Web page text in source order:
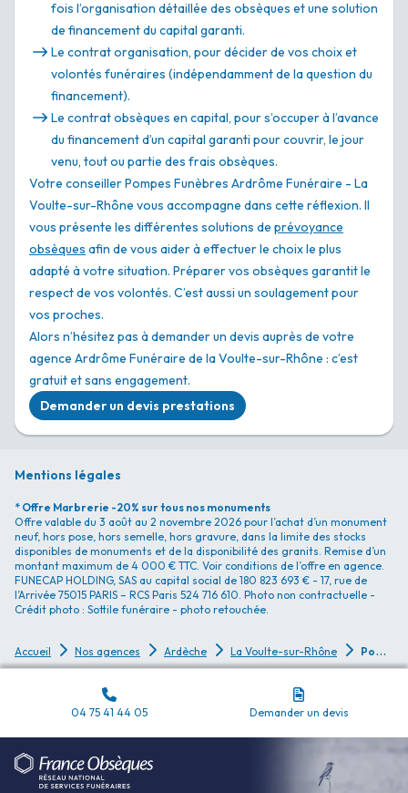
fois l’organisation détaillée des obsèques et une solution
de financement du capital garanti.
Le contrat organisation, pour décider de vos choix et
volontés funéraires (indépendamment de la question du
financement).
Le contrat obsèques en capital, pour s’occuper à l’avance
du financement d’un capital garanti pour couvrir, le jour
venu, tout ou partie des frais obsèques.
Votre conseiller Pompes Funèbres Ardrôme Funéraire - La
Voulte-sur-Rhône vous accompagne dans cette réflexion. Il
vous présente les différentes solutions de prévoyance
obsèques afin de vous aider à effectuer le choix le plus
adapté à votre situation. Préparer vos obsèques garantit le
respect de vos volontés. C’est aussi un soulagement pour
vos proches.
Alors n’hésitez pas à demander un devis auprès de votre
agence Ardrôme Funéraire de la Voulte-sur-Rhône : c’est
gratuit et sans engagement.
Demander un devis prestations
Mentions légales
* Offre Marbrerie -20% sur tous nos monuments
Offre valable du 3 août au 2 novembre 2026 pour l’achat d’un monument
neuf, hors pose, hors semelle, hors gravure, dans la limite des stocks
disponibles de monuments et de la disponibilité des granits. Remise d’un
montant maximum de 4 000 € TTC. Voir conditions de l’offre en agence.
FUNECAP HOLDING, SAS au capital social de 180 823 693 € - 17, rue de
l’Arrivée 75015 PARIS – RCS Paris 524 716 610. Photo non contractuelle -
Crédit photo : Sottile funéraire - photo retouchée.
Accueil Nos agences Ardèche La Voulte-sur-Rhône P
ompes Funèbres Pompes Funèbres Ardrôme Funéraire - La Voulte-sur-Rhône
04 75 41 44 05 Demander un devis